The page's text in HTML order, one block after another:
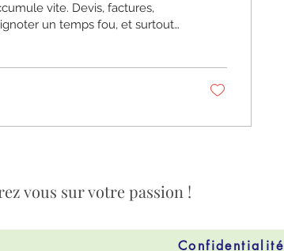
vite. Devis, factures,
un temps fou, et surtout
vous sur votre passion !
Confidentialité